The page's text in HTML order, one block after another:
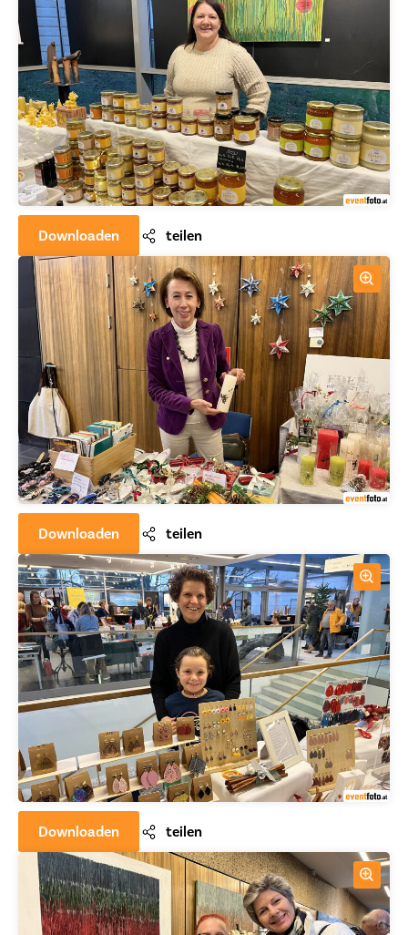
Downloaden teilen
Downloaden teilen
Downloaden teilen